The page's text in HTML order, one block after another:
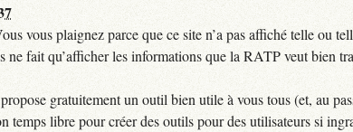
vous plaignez parce que ce site n’a pas affiché telle ou
fait qu’afficher les informations que la RATP veut bien
gratuitement un outil bien utile à vous tous (et, au
temps libre pour créer des outils pour des utilisateurs si